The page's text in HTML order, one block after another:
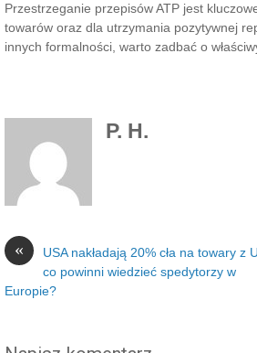
Przestrzeganie przepisów ATP jest
towarów oraz dla utrzymania pozytywnej
innych formalności, warto zadbać o
P. H.
«
USA nakładają 20% cła na towary z
co powinni wiedzieć spedytorzy w
Europie?​